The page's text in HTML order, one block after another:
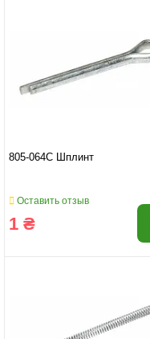
805-064C Шплинт
Оставить отзыв
1 ₴